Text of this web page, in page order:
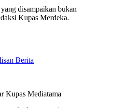
disampaikan bukan
Kupas Merdeka.
Berita
Kupas Mediatama